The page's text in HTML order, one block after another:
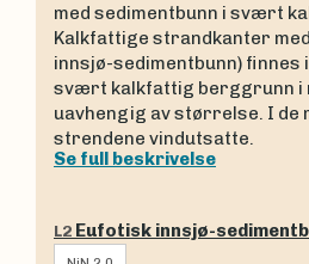
med sedimentbunn i svært
Kalkfattige strandkanter
innsjø-sedimentbunn) finnes
svært kalkfattig berggrunn i
uavhengig av størrelse. I de
strendene vindutsatte.
Se full beskrivelse
L2 Eufotisk innsjø-